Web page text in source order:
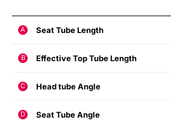
A Seat Tube Length
B Effective Top Tube Length
C Head tube Angle
D Seat Tube Angle